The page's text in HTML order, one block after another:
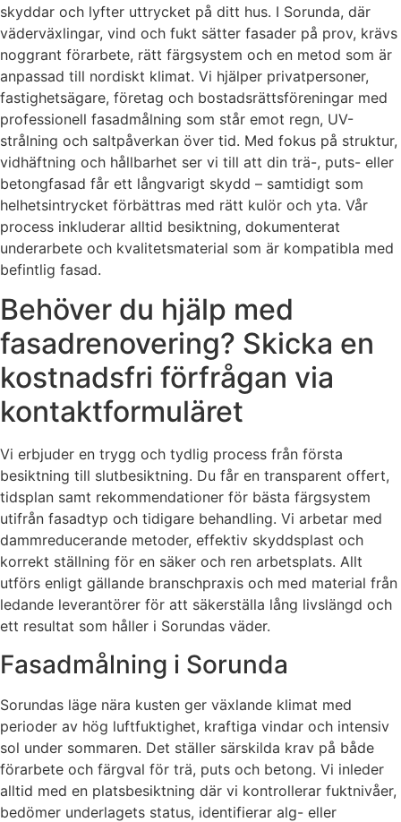
skyddar och lyfter uttrycket på ditt hus. I Sorunda, där
väderväxlingar, vind och fukt sätter fasader på prov, krävs
noggrant förarbete, rätt färgsystem och en metod som är
anpassad till nordiskt klimat. Vi hjälper privatpersoner,
fastighetsägare, företag och bostadsrättsföreningar med
professionell fasadmålning som står emot regn, UV-
strålning och saltpåverkan över tid. Med fokus på struktur,
vidhäftning och hållbarhet ser vi till att din trä-, puts- eller
betongfasad får ett långvarigt skydd – samtidigt som
helhetsintrycket förbättras med rätt kulör och yta. Vår
process inkluderar alltid besiktning, dokumenterat
underarbete och kvalitetsmaterial som är kompatibla med
befintlig fasad.
Behöver du hjälp med
fasadrenovering? Skicka en
kostnadsfri förfrågan via
kontaktformuläret
Vi erbjuder en trygg och tydlig process från första
besiktning till slutbesiktning. Du får en transparent offert,
tidsplan samt rekommendationer för bästa färgsystem
utifrån fasadtyp och tidigare behandling. Vi arbetar med
dammreducerande metoder, effektiv skyddsplast och
korrekt ställning för en säker och ren arbetsplats. Allt
utförs enligt gällande branschpraxis och med material från
ledande leverantörer för att säkerställa lång livslängd och
ett resultat som håller i Sorundas väder.
Fasadmålning i Sorunda
Sorundas läge nära kusten ger växlande klimat med
perioder av hög luftfuktighet, kraftiga vindar och intensiv
sol under sommaren. Det ställer särskilda krav på både
förarbete och färgval för trä, puts och betong. Vi inleder
alltid med en platsbesiktning där vi kontrollerar fuktnivåer,
bedömer underlagets status, identifierar alg- eller